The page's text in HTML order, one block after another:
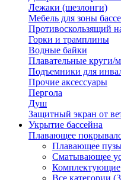
Лежаки (шезлонги)
Мебель для зоны
Противоскользящий
Горки и трамплины
Водные байки
Плавательные круги/
Подъемники для
Прочие аксессуары
Пергола
Душ
Защитный экран от
Укрытие бассейна
Плавающее
Плавающее
Сматывающее
Комплектующие
Все категории